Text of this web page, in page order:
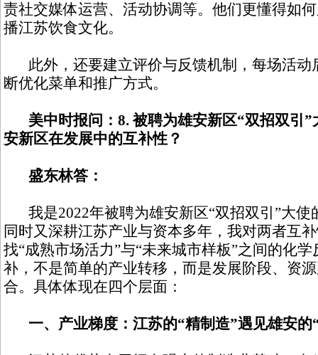
责社交媒体运营、活动协调等。他们更懂得如
播江苏饮食文化。
此外，还要建立评价与反馈机制，每场活动
断优化菜单和推广方式。
美中时报问：8. 被聘为雄安新区“双招双引
安新区在发展中的互补性？
盛东林答：
我是2022年被聘为雄安新区“双招双引”大使
同时又深耕江苏产业与资本多年，我对两者互
找“成熟市场活力”与“未来城市样板”之间的化
补，不是简单的产业转移，而是发展阶段、资
合。具体体现在四个层面：
一、产业梯度：江苏的“精制造”遇见雄安的